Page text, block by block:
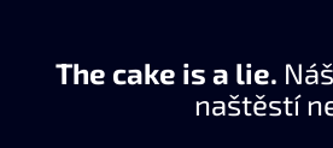
The cake is a lie.
naštěstí